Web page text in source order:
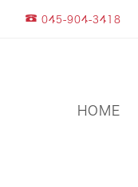
045-904-3418
HOME